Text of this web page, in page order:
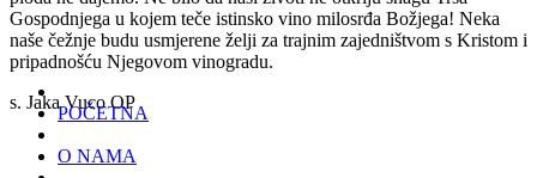
POČETNA
O NAMA
Gospodnjega u kojem teče istinsko vino milosrđa Božjega! Neka
naše čežnje budu usmjerene želji za trajnim zajedništvom s Kristom i
pripadnošću Njegovom vinogradu.
s. Jaka Vuco OP